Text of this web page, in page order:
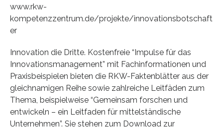
www.rkw-
kompetenzzentrum.de/projekte/innovationsbotschaft
er
Innovation die Dritte. Kostenfreie “Impulse für das
Innovationsmanagement” mit Fachinformationen und
Praxisbeispielen bieten die RKW-Faktenblätter aus der
gleichnamigen Reihe sowie zahlreiche Leitfäden zum
Thema, beispielweise “Gemeinsam forschen und
entwickeln – ein Leitfaden für mittelständische
Unternehmen”. Sie stehen zum Download zur